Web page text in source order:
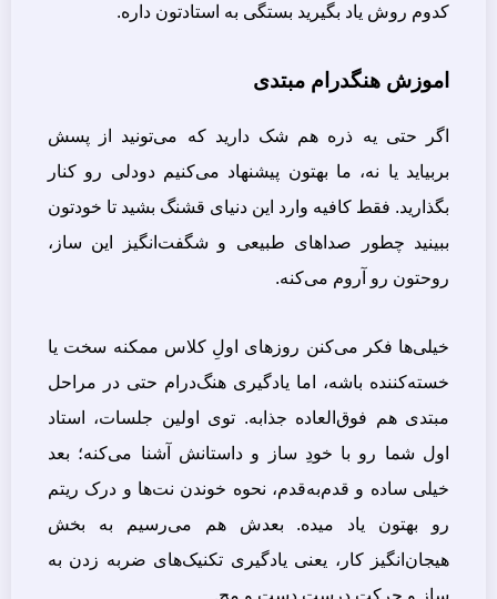
کدوم روش یاد بگیرید بستگی به استادتون داره.
اموزش هنگدرام مبتدی
اگر حتی یه ذره هم شک دارید که می‌تونید از پسش
بربیاید یا نه، ما بهتون پیشنهاد می‌کنیم دو‌دلی رو کنار
بگذارید. فقط کافیه وارد این دنیای قشنگ بشید تا خودتون
ببینید چطور صداهای طبیعی و شگفت‌انگیز این ساز،
روحتون رو آروم می‌کنه.
خیلی‌ها فکر می‌کنن روزهای اولِ کلاس ممکنه سخت یا
خسته‌کننده باشه، اما یادگیری هنگ‌درام حتی در مراحل
مبتدی هم فوق‌العاده جذابه. توی اولین جلسات، استاد
اول شما رو با خودِ ساز و داستانش آشنا می‌کنه؛ بعد
خیلی ساده و قدم‌به‌قدم، نحوه خوندن نت‌ها و درک ریتم
رو بهتون یاد میده. بعدش هم می‌رسیم به بخش
هیجان‌انگیز کار، یعنی یادگیری تکنیک‌های ضربه زدن به